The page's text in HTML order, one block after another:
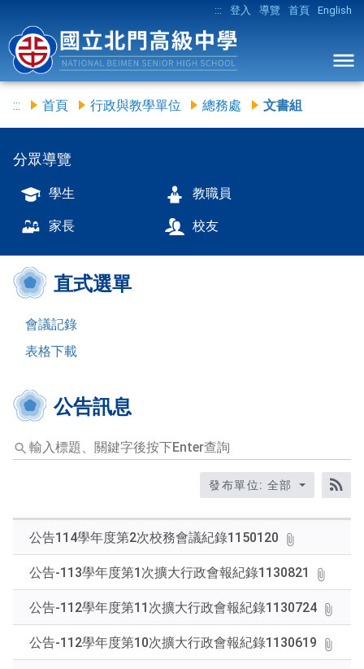
::: 登入 導覽 首頁 English
::: 首頁 行政與教學單位 總務處 文書組
分眾導覽
學生 教職員
家長 校友
直式選單
會議記錄
表格下載
公告訊息
輸
入
下
Enter
查
發布單位: 全部
公告114學年度第2次校務會議紀錄1150120
公告-113學年度第1次擴大行政會報紀錄1130821
公告-112學年度第11次擴大行政會報紀錄1130724
公告-112學年度第10次擴大行政會報紀錄1130619